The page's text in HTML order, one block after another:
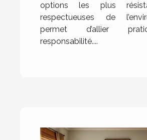
options les plus
respectueuses de
permet d’allier
responsabilité....